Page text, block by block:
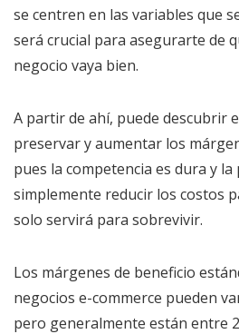
se centren en las variables que
será crucial para asegurarte de
negocio vaya bien.
A partir de ahí, puede descubrir
preservar y aumentar los
pues la competencia es dura y la
simplemente reducir los costos
solo servirá para sobrevivir.
Los márgenes de beneficio
negocios e-commerce pueden
pero generalmente están entre